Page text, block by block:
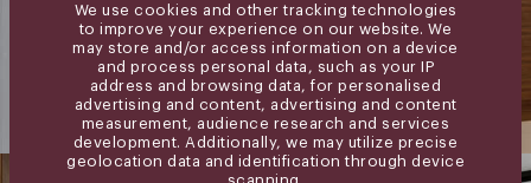
We use cookies and other tracking technologies
to improve your experience on our website. We
may store and/or access information on a device
and process personal data, such as your IP
address and browsing data, for personalised
advertising and content, advertising and content
measurement, audience research and services
development. Additionally, we may utilize precise
geolocation data and identification through device